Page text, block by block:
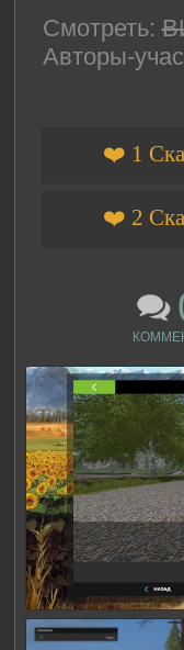
Смотреть:
Авторы-
❤️ 1
❤️ 2